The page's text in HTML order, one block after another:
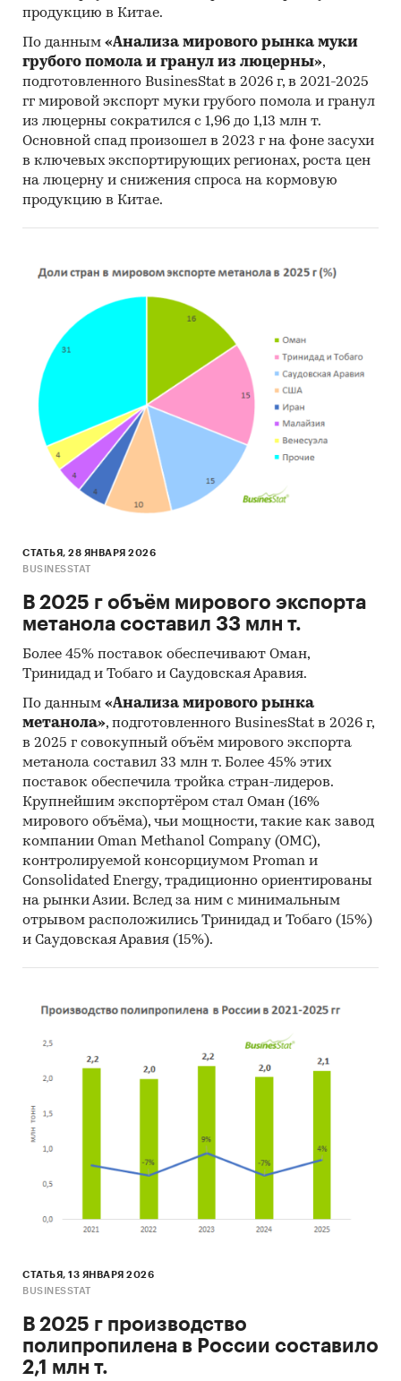
продукцию в Китае.
По данным «Анализа мирового рынка муки
грубого помола и гранул из люцерны»,
подготовленного BusinesStat в 2026 г, в 2021-2025
гг мировой экспорт муки грубого помола и гранул
из люцерны сократился с 1,96 до 1,13 млн т.
Основной спад произошел в 2023 г на фоне засухи
в ключевых экспортирующих регионах, роста цен
на люцерну и снижения спроса на кормовую
продукцию в Китае.
СТАТЬЯ, 28 ЯНВАРЯ 2026
BUSINESSTAT
В 2025 г объём мирового экспорта
метанола составил 33 млн т.
Более 45% поставок обеспечивают Оман,
Тринидад и Тобаго и Саудовская Аравия.
По данным «Анализа мирового рынка
метанола», подготовленного BusinesStat в 2026 г,
в 2025 г совокупный объём мирового экспорта
метанола составил 33 млн т. Более 45% этих
поставок обеспечила тройка стран-лидеров.
Крупнейшим экспортёром стал Оман (16%
мирового объёма), чьи мощности, такие как завод
компании Oman Methanol Company (OMC),
контролируемой консорциумом Proman и
Consolidated Energy, традиционно ориентированы
на рынки Азии. Вслед за ним с минимальным
отрывом расположились Тринидад и Тобаго (15%)
и Саудовская Аравия (15%).
СТАТЬЯ, 13 ЯНВАРЯ 2026
BUSINESSTAT
В 2025 г производство
полипропилена в России составило
2,1 млн т.